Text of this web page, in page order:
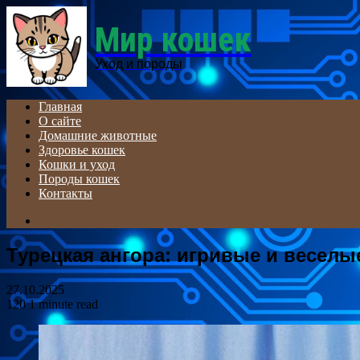
Menu
Мир кошек
Уход и породы
Главная
О сайте
Домашние животные
Здоровье кошек
Кошки и уход
Породы кошек
Контакты
for
Турецкая ангора: игривые и
27.10.2025
1201 minute read